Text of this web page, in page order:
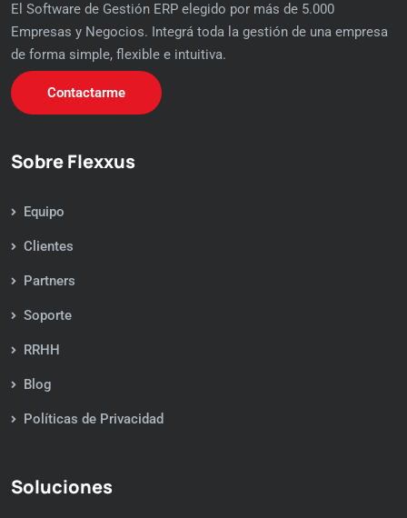
El Software de Gestión ERP elegido por más de 5.000
Empresas y Negocios. Integrá toda la gestión de una empresa
de forma simple, flexible e intuitiva.
Contactarme
Sobre Flexxus
Equipo
Clientes
Partners
Soporte
RRHH
Blog
Políticas de Privacidad
Soluciones